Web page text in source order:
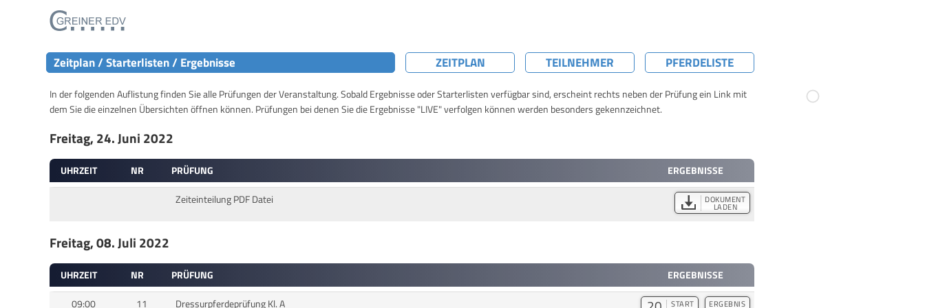
Zeitplan / Starterlisten / Ergebnisse ZEITPLAN TEILNEHMER PFERDELISTE
In der folgenden Auflistung finden Sie alle Prüfungen der Veranstaltung. Sobald Ergebnisse oder Starterlisten verfügbar sind, erscheint rechts neben der Prüfung ein Link mit
dem Sie die einzelnen Übersichten öffnen können. Prüfungen bei denen Sie die Ergebnisse "LIVE" verfolgen können werden besonders gekennzeichnet.
Freitag, 24. Juni 2022
UHRZEIT NR PRÜFUNG
ERGEBNISSE
Zeiteinteilung PDF Datei
DOKUMENT
LADEN
Freitag, 08. Juli 2022
UHRZEIT NR PRÜFUNG
ERGEBNISSE
09:00
11 Dressurpferdeprüfung Kl. A START ERGEBNIS